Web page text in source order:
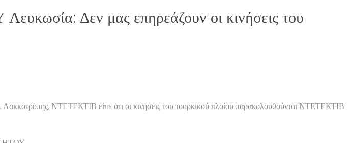
Δεν μας επηρεάζουν οι κινήσεις του
ΝΤΕΤΕΚΤΙΒ είπε ότι οι κινήσεις του τουρκικού πλοίου παρακολουθούνται ΝΤΕΤΕΚΤΙΒ